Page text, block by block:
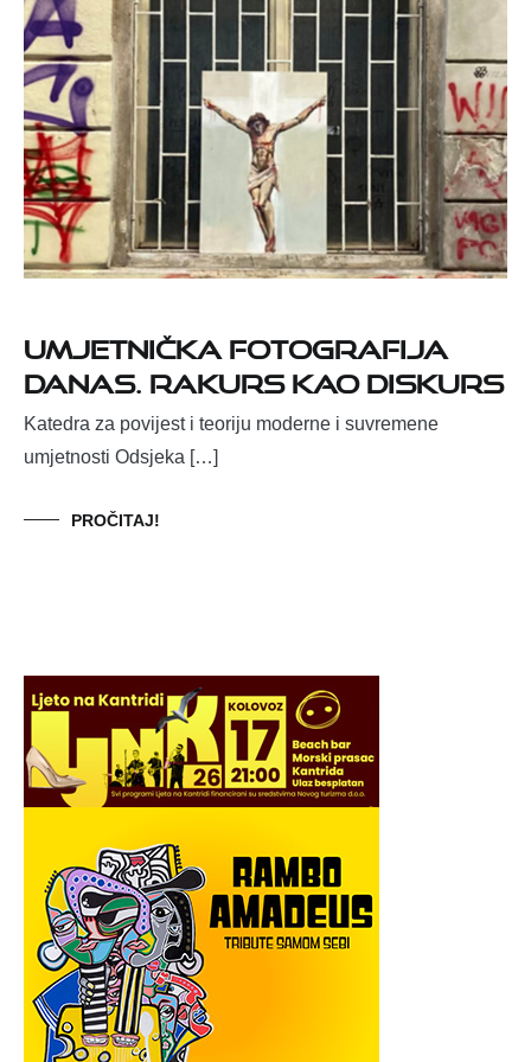
Umjetnička fotografija
danas. Rakurs kao diskurs
Katedra za povijest i teoriju moderne i suvremene
umjetnosti Odsjeka […]
PROČITAJ!